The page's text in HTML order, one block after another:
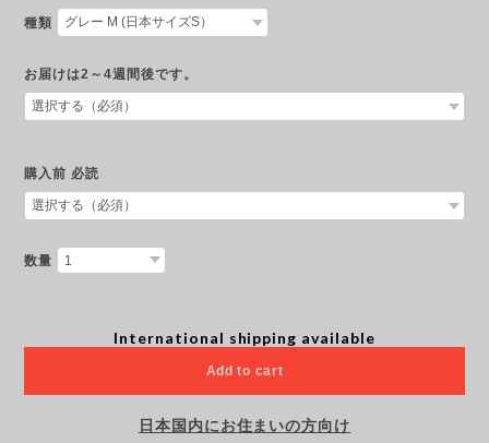
種類
お届けは2～4週間後です。
購入前 必読
数量
International shipping available
Add to cart
日本国内にお住まいの方向け